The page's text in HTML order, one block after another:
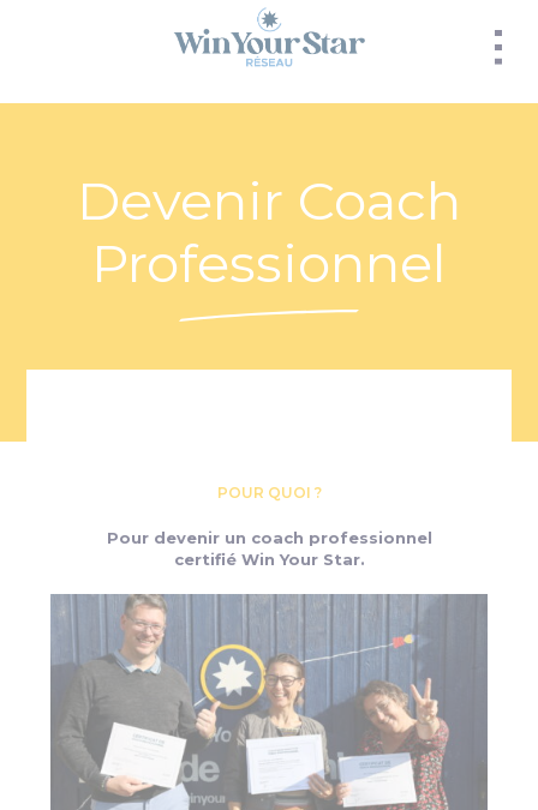
Devenir Coach
Professionnel
POUR QUOI ?
Pour devenir un coach professionnel
certifié Win Your Star.